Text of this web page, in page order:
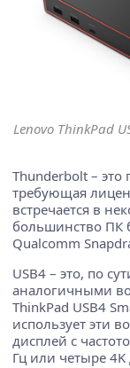
Lenovo ThinkPad
Thunderbolt – это
требующая
встречается в
большинство ПК
Qualcomm
USB4 – это, по
аналогичными
ThinkPad USB4
использует эти
дисплей с
Гц или четыре 4K